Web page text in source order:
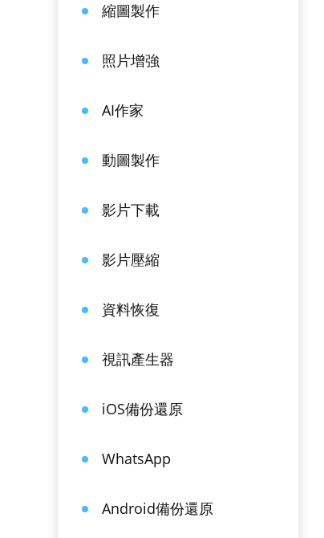
縮圖製作
照片增強
AI作家
動圖製作
影片下載
影片壓縮
資料恢復
視訊產生器
iOS備份還原
WhatsApp
Android備份還原